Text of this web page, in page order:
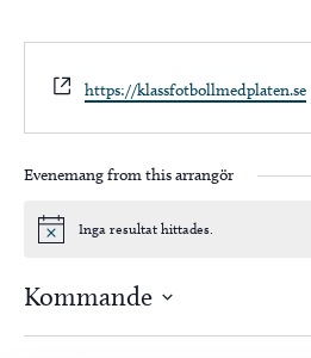
Website
https://klassfotbollmedplaten.se
Evenemang from this arrangör
Notis Inga resultat hittades.
Kommande
Välj